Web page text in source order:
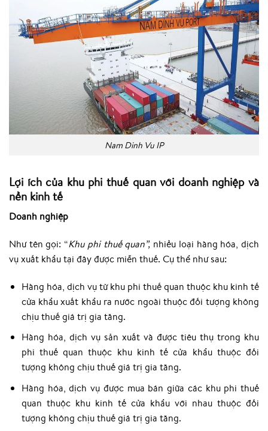
Nam Dinh Vu IP
Lợi ích của khu phi thuế quan với doanh nghiệp và
nền kinh tế
Doanh nghiệp
Như tên gọi: “Khu phi thuế quan”, nhiều loại hàng hóa, dịch
vụ xuất khẩu tại đây được miễn thuế. Cụ thể như sau:
Hàng hóa, dịch vụ từ khu phi thuế quan thuộc khu kinh tế
cửa khẩu xuất khẩu ra nước ngoài thuộc đối tượng không
chịu thuế giá trị gia tăng.
Hàng hóa, dịch vụ sản xuất và được tiêu thụ trong khu
phi thuế quan thuộc khu kinh tế cửa khẩu thuộc đối
tượng không chịu thuế giá trị gia tăng.
Hàng hóa, dịch vụ được mua bán giữa các khu phi thuế
quan thuộc khu kinh tế cửa khẩu với nhau thuộc đối
tượng không chịu thuế giá trị gia tăng.